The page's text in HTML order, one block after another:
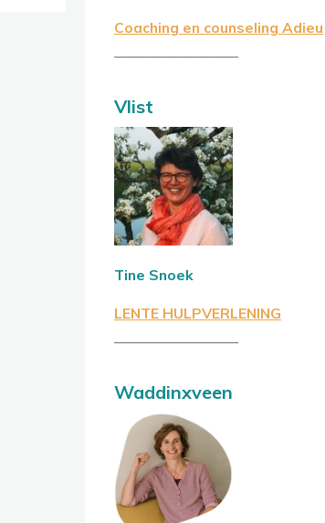
Coaching en counseling Adieu
————————–
Vlist
Tine Snoek
LENTE HULPVERLENING
————————–
Waddinxveen